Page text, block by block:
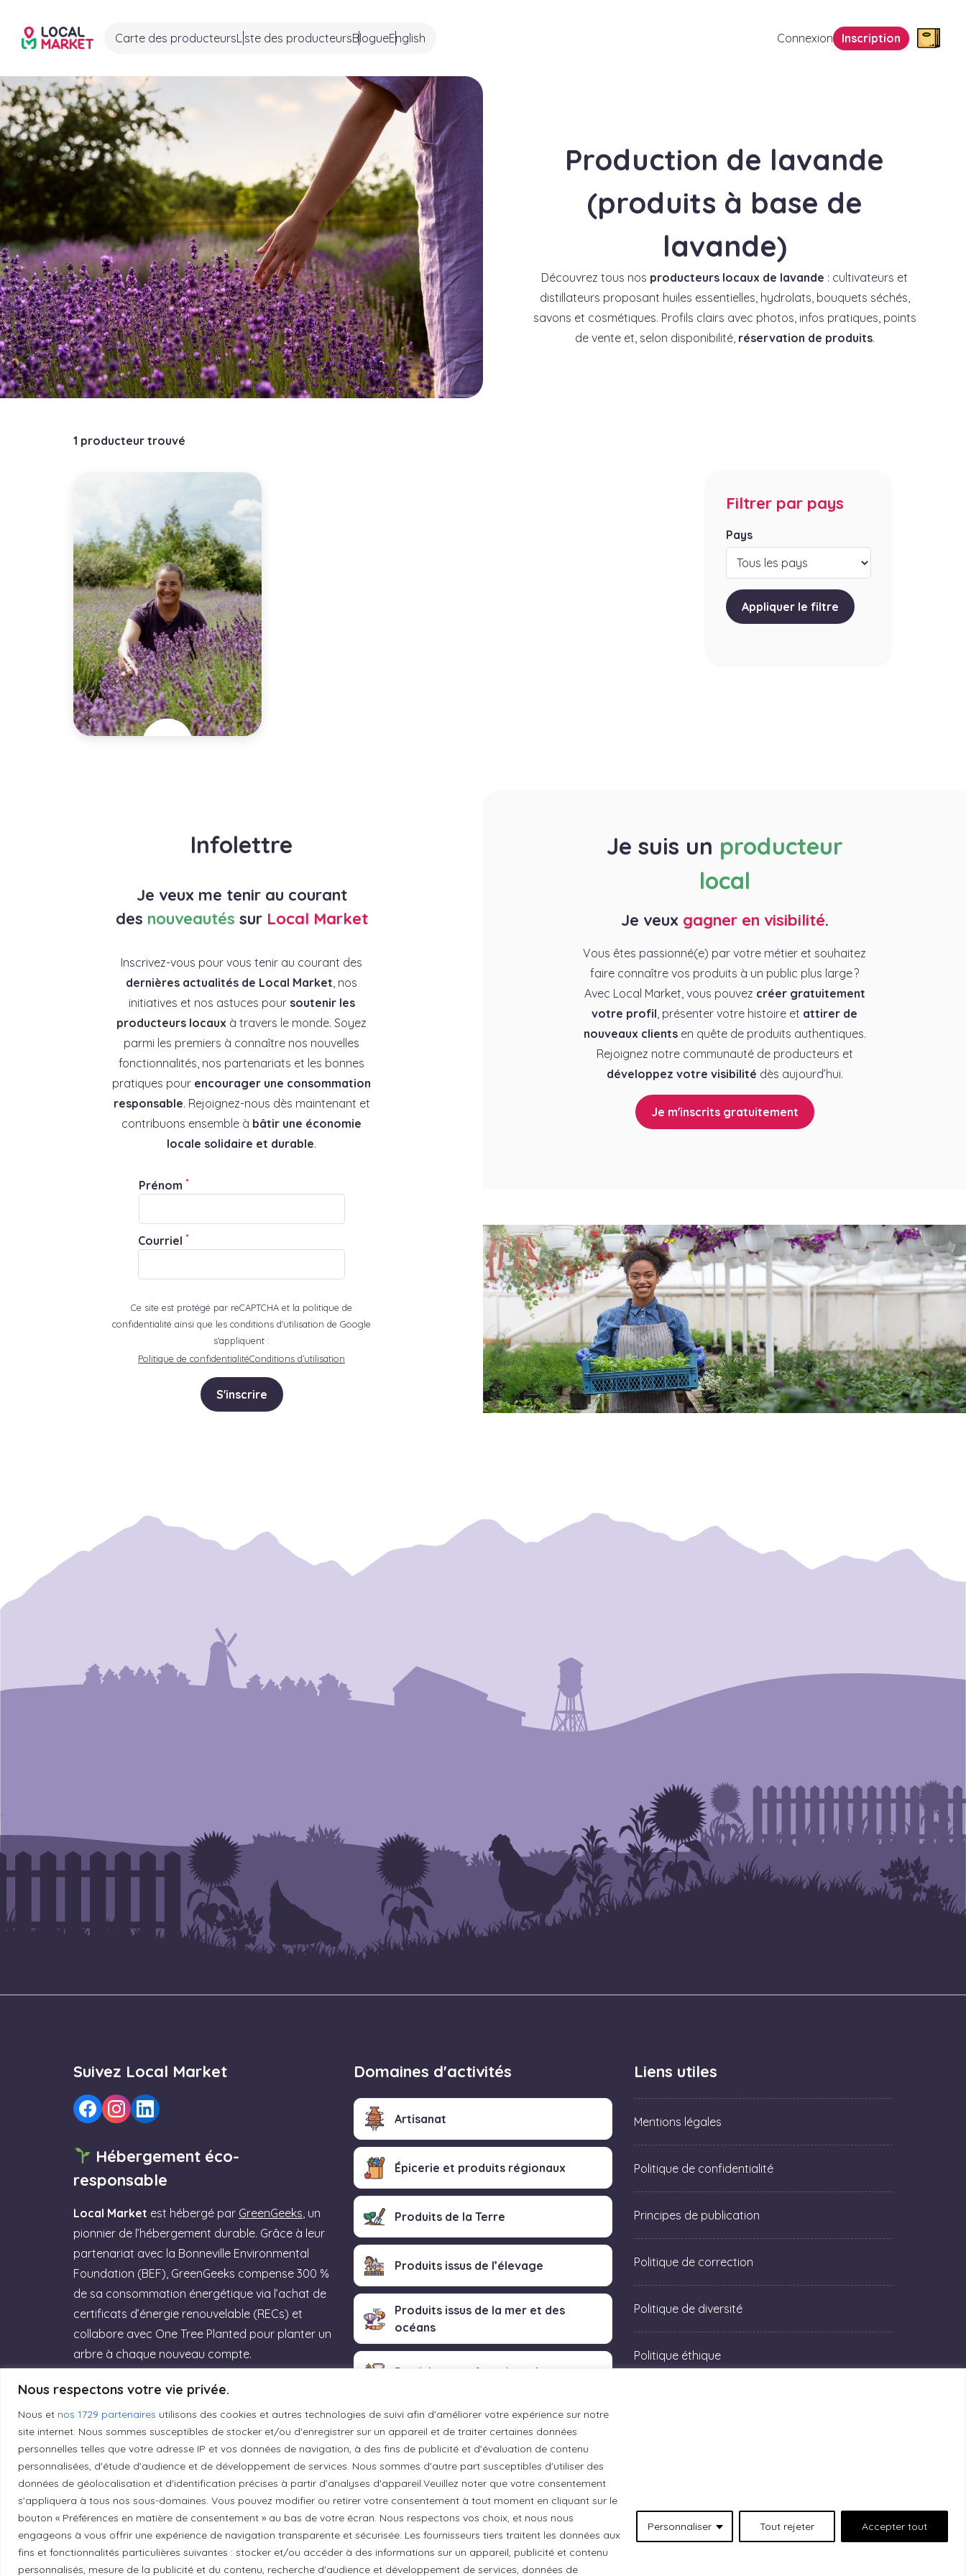
Nous respectons votre vie privée.
Nous et nos 1729 partenaires utilisons des cookies et autres technologies de suivi afin d'améliorer votre expérience sur notre
site internet. Nous sommes susceptibles de stocker et/ou d'enregistrer sur un appareil et de traiter certaines données
personnelles telles que votre adresse IP et vos données de navigation, à des fins de publicité et d'évaluation de contenu
personnalisées, d'étude d'audience et de développement de services. Nous sommes d'autre part susceptibles d'utiliser des
données de géolocalisation et d'identification précises à partir d’analyses d'appareil.Veuillez noter que votre consentement
s'appliquera à tous nos sous-domaines. Vous pouvez modifier ou retirer votre consentement à tout moment en cliquant sur le
bouton « Préférences en matière de consentement » au bas de votre écran. Nous respectons vos choix, et nous nous
engageons à vous offrir une expérience de navigation transparente et sécurisée. Les fournisseurs tiers traitent les données aux
fins et fonctionnalités particulières suivantes : stocker et/ou accéder à des informations sur un appareil, publicité et contenu
personnalisés, mesure de la publicité et du contenu, recherche d'audience et développement de services, données de
Personnaliser Tout rejeter Accepter tout
Carte des producteursListe des producteursBlogueEnglish Connexion Inscription
Production de lavande
(produits à base de
lavande)
Découvrez tous nos producteurs locaux de lavande : cultivateurs et
distillateurs proposant huiles essentielles, hydrolats, bouquets séchés,
savons et cosmétiques. Profils clairs avec photos, infos pratiques, points
de vente et, selon disponibilité, réservation de produits.
1 producteur trouvé
Spécialités
En savoir plus
Filtrer par pays
Pays
Appliquer le filtre
Infolettre
Je veux me tenir au courant
des nouveautés sur Local Market
Inscrivez-vous pour vous tenir au courant des
dernières actualités de Local Market , nos
initiatives et nos astuces pour soutenir les
producteurs locaux à travers le monde. Soyez
parmi les premiers à connaître nos nouvelles
fonctionnalités, nos partenariats et les bonnes
pratiques pour encourager une consommation
responsable. Rejoignez-nous dès maintenant et
contribuons ensemble à bâtir une économie
locale solidaire et durable.
Prénom *
Courriel *
Ce site est protégé par reCAPTCHA et la politique de
confidentialité ainsi que les conditions d'utilisation de Google
s'appliquent :
Politique de confidentialitéConditions d’utilisation
S'inscrire
Je suis un producteur
local
Je veux gagner en visibilité.
Vous êtes passionné(e) par votre métier et souhaitez
faire connaître vos produits à un public plus large ?
Avec Local Market, vous pouvez créer gratuitement
votre profil, présenter votre histoire et attirer de
nouveaux clientsen quête de produits authentiques.
Rejoignez notre communauté de producteurs et
développez votre visibilité dès aujourd’hui.
Je m'inscrits gratuitement
Suivez Local Market
Hébergement éco-
responsable
Local Market est hébergé par GreenGeeks , un
pionnier de l’hébergement durable. Grâce à leur
partenariat avec la Bonneville Environmental
Foundation (BEF), GreenGeeks compense 300 %
de sa consommation énergétique via l’achat de
certificats d’énergie renouvelable (RECs) et
collabore avec One Tree Planted pour planter un
arbre à chaque nouveau compte.
Rejoignez GreenGeeks dès aujourd’hui et
Green Web Hosting » performant qui
respecte la planète ! (Lien affilié)
Essayez GreenGeeks
Domaines d'activités
Artisanat
Épicerie et produits régionaux
Produits de la Terre
Produits issus de l’élevage
Produits issus de la mer et des
océans
Produits transformés artisanaux
Liens utiles
Mentions légales
Politique de confidentialité
Principes de publication
Politique de correction
Politique de diversité
Politique éthique